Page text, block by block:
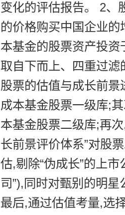
变化的评估报告。 2、
的价格购买中国企业的
本基金的股票资产投
取自下而上、四重过
股票的估值与成长前
成本基金股票一级库;
本基金股票二级库;再
长前景评价体系”对股
估,剔除“伪成长”的上
司”),同时对甄别的明
最后,通过估值考量,选